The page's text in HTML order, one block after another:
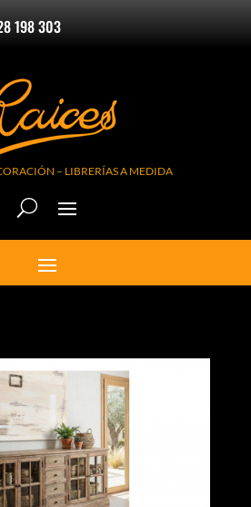
198 303
– LIBRERÍAS A MEDIDA